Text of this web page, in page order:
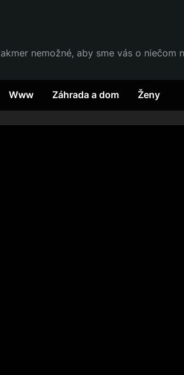
nemožné, aby sme vás o niečom
Www Záhrada a dom Ženy